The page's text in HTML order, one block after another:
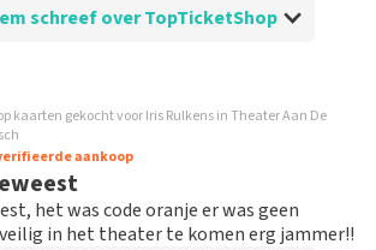
schreef over TopTicketShop
over
kaarten gekocht voor Iris Rulkens in Theater Aan De
aankoop
het was code oranje er was geen
in het theater te komen erg jammer!!